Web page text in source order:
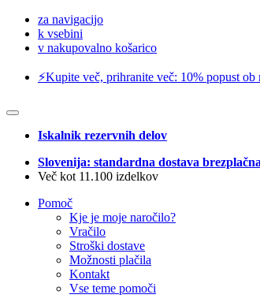
za navigacijo
k vsebini
v nakupovalno košarico
⚡️Kupite več, prihranite več: 10% popust
Iskalnik rezervnih delov
Slovenija: standardna dostava
Več kot 11.100 izdelkov
Pomoč
Kje je moje naročilo?
Vračilo
Stroški dostave
Možnosti plačila
Kontakt
Vse teme pomoči